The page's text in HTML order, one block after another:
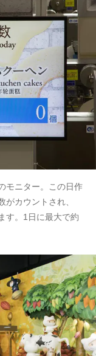
モニター。この日作
カウントされ、
す。1日に最大で約